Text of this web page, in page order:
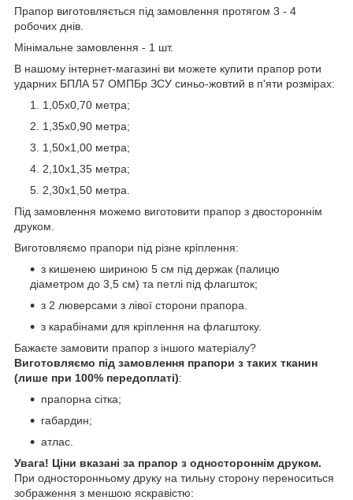
Прапор виготовляється під замовлення протягом 3 - 4
робочих днів.
Мінімальне замовлення - 1 шт.
В нашому інтернет-магазині ви можете купити прапор роти
ударних БПЛА 57 ОМПБр ЗСУ синьо-жовтий в п'яти розмірах:
1,05х0,70 метра;
1,35х0,90 метра;
1,50х1,00 метра;
2,10х1,35 метра;
2,30х1,50 метра.
Під замовлення можемо виготовити прапор з двостороннім
друком.
Виготовляємо прапори під різне кріплення:
з кишенею шириною 5 см під держак (палицю
діаметром до 3,5 см) та петлі під флагшток;
з 2 люверсами з лівої сторони прапора.
з карабінами для кріплення на флагштоку.
Бажаєте замовити прапор з іншого матеріалу?
Виготовляємо під замовлення прапори з таких тканин
(лише при 100% передоплаті):
прапорна сітка;
габардин;
атлас.
Увага! Ціни вказані за прапор з одностороннім друком.
При односторонньому друку на тильну сторону переноситься
зображення з меншою яскравістю: